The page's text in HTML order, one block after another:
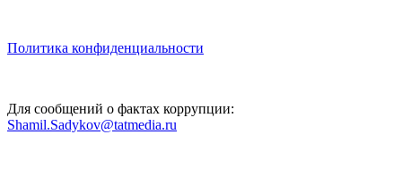
Политика конфиденциальности
Для сообщений о фактах коррупции:
Shamil.Sadykov@tatmedia.ru